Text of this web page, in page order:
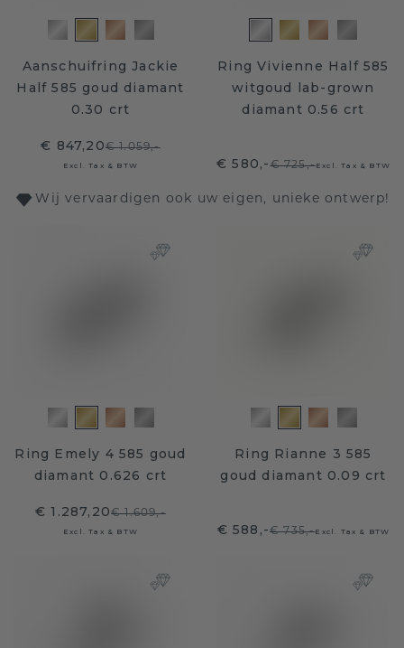
Aanschuifring Jackie
Half 585 goud diamant
0.30 crt
€ 847,20€ 1.059,-
Excl. Tax & BTW
Ring Vivienne Half 585
witgoud lab-grown
diamant 0.56 crt
€ 580,-€ 725,-Excl. Tax & BTW
Wij vervaardigen ook uw eigen, unieke ontwerp!
Ring Emely 4 585 goud
diamant 0.626 crt
€ 1.287,20€ 1.609,-
Excl. Tax & BTW
Ring Rianne 3 585
goud diamant 0.09 crt
€ 588,-€ 735,-Excl. Tax & BTW